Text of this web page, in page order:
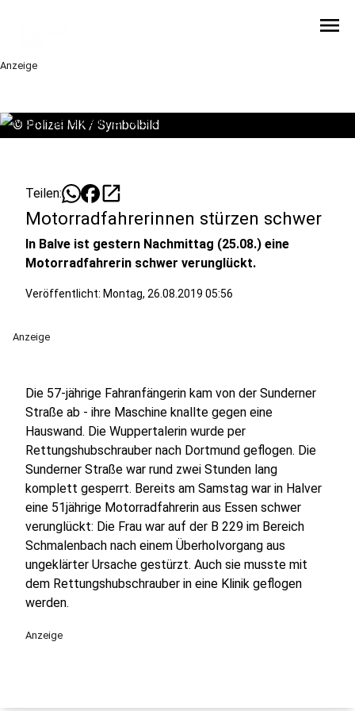
menu
Anzeige
© Polizei MK / Symbolbild
Teilen: open_in_new
Motorradfahrerinnen stürzen schwer
In Balve ist gestern Nachmittag (25.08.) eine
Motorradfahrerin schwer verunglückt.
Veröffentlicht: Montag, 26.08.2019 05:56
Anzeige
Die 57-jährige Fahranfängerin kam von der Sunderner
Straße ab - ihre Maschine knallte gegen eine
Hauswand. Die Wuppertalerin wurde per
Rettungshubschrauber nach Dortmund geflogen. Die
Sunderner Straße war rund zwei Stunden lang
komplett gesperrt. Bereits am Samstag war in Halver
eine 51jährige Motorradfahrerin aus Essen schwer
verunglückt: Die Frau war auf der B 229 im Bereich
Schmalenbach nach einem Überholvorgang aus
ungeklärter Ursache gestürzt. Auch sie musste mit
dem Rettungshubschrauber in eine Klinik geflogen
werden.
Anzeige